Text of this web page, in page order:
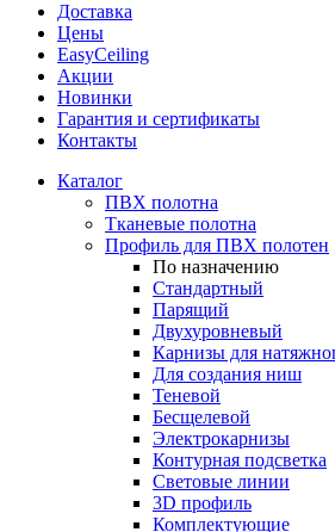
Доставка
Цены
EasyCeiling
Акции
Новинки
Гарантия и сертификаты
Контакты
Каталог
ПВХ полотна
Тканевые полотна
Профиль для ПВХ полотен
По назначению
Стандартный
Парящий
Двухуровневый
Карнизы для
Для создания ниш
Теневой
Бесщелевой
Электрокарнизы
Контурная подсветка
Световые линии
3D профиль
Комплектующие